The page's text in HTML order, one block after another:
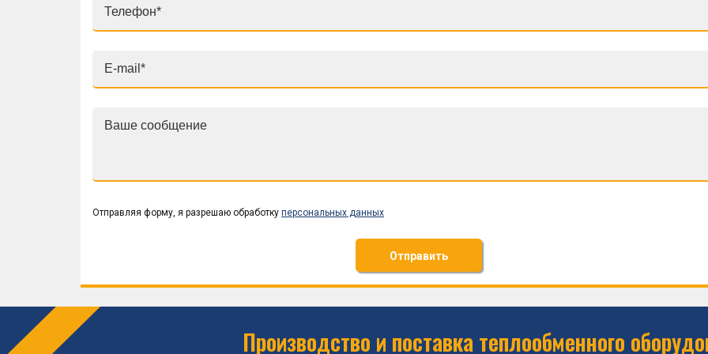
Отправляя форму, я разрешаю обработку персональных данных
Отправить
Производство и поставка теплообменного